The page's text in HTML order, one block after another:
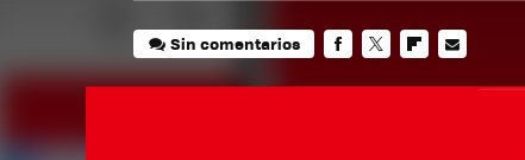
Sin comentarios